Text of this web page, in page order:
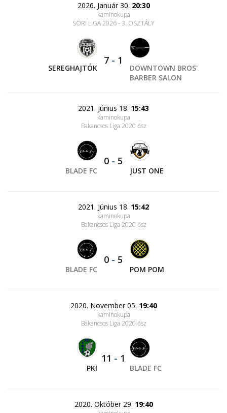
2026. Január 30. 20:30
kaminokupa
SORI LIGA 2026 - 3. OSZTÁLY
SEREGHAJTÓK
7 - 1
DOWNTOWN BROS'
BARBER SALON
2021. Június 18. 15:43
kaminokupa
Bakancsos Liga 2020 ősz
BLADE FC
0 - 5
JUST ONE
2021. Június 18. 15:42
kaminokupa
Bakancsos Liga 2020 ősz
BLADE FC
0 - 5
POM POM
2020. November 05. 19:40
kaminokupa
Bakancsos Liga 2020 ősz
PKI
11 - 1
BLADE FC
2020. Október 29. 19:40